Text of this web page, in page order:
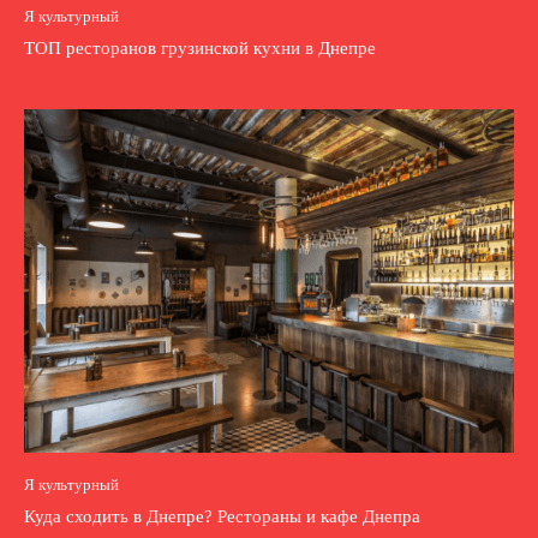
Я культурный
ТОП ресторанов грузинской кухни в Днепре
Я культурный
Куда сходить в Днепре? Рестораны и кафе Днепра